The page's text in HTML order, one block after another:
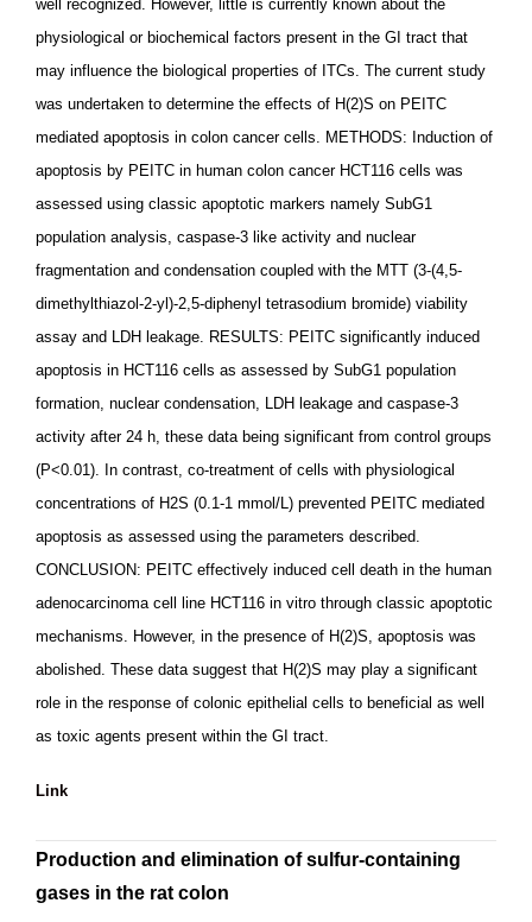
well recognized. However, little is currently known about the
physiological or biochemical factors present in the GI tract that
may influence the biological properties of ITCs. The current study
was undertaken to determine the effects of H(2)S on PEITC
mediated apoptosis in colon cancer cells. METHODS: Induction of
apoptosis by PEITC in human colon cancer HCT116 cells was
assessed using classic apoptotic markers namely SubG1
population analysis, caspase-3 like activity and nuclear
fragmentation and condensation coupled with the MTT (3-(4,5-
dimethylthiazol-2-yl)-2,5-diphenyl tetrasodium bromide) viability
assay and LDH leakage. RESULTS: PEITC significantly induced
apoptosis in HCT116 cells as assessed by SubG1 population
formation, nuclear condensation, LDH leakage and caspase-3
activity after 24 h, these data being significant from control groups
(P<0.01). In contrast, co-treatment of cells with physiological
concentrations of H2S (0.1-1 mmol/L) prevented PEITC mediated
apoptosis as assessed using the parameters described.
CONCLUSION: PEITC effectively induced cell death in the human
adenocarcinoma cell line HCT116 in vitro through classic apoptotic
mechanisms. However, in the presence of H(2)S, apoptosis was
abolished. These data suggest that H(2)S may play a significant
role in the response of colonic epithelial cells to beneficial as well
as toxic agents present within the GI tract.
Link
Production and elimination of sulfur-containing
gases in the rat colon